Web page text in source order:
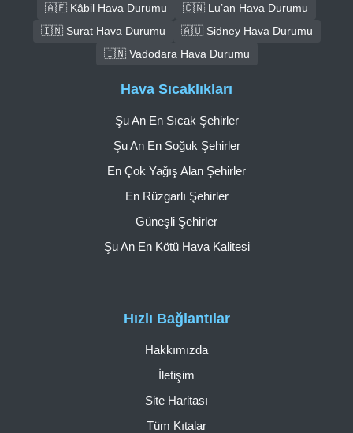
🇦🇫 Kâbil Hava Durumu
🇨🇳 Lu’an Hava Durumu
🇮🇳 Surat Hava Durumu
🇦🇺 Sidney Hava Durumu
🇮🇳 Vadodara Hava Durumu
Hızlı Bağlantılar
Hakkımızda
İletişim
Site Haritası
Tüm Kıtalar
Hava Sıcaklıkları
Şu An En Sıcak Şehirler
Şu An En Soğuk Şehirler
En Çok Yağış Alan Şehirler
En Rüzgarlı Şehirler
Güneşli Şehirler
Şu An En Kötü Hava Kalitesi